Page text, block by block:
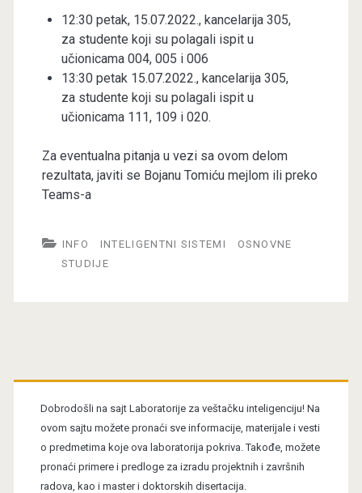
12:30 petak, 15.07.2022., kancelarija 305,
za studente koji su polagali ispit u
učionicama 004, 005 i 006
13:30 petak 15.07.2022., kancelarija 305,
za studente koji su polagali ispit u
učionicama 111, 109 i 020.
Za eventualna pitanja u vezi sa ovom delom
rezultata, javiti se Bojanu Tomiću mejlom ili preko
Teams-a
INFO INTELIGENTNI SISTEMI
OSNOVNE
STUDIJE
Primary
Sidebar
Dobrodošli na sajt Laboratorije za veštačku inteligenciju! Na
ovom sajtu možete pronaći sve informacije, materijale i vesti
o predmetima koje ova laboratorija pokriva. Takođe, možete
pronaći primere i predloge za izradu projektnih i završnih
radova, kao i master i doktorskih disertacija.